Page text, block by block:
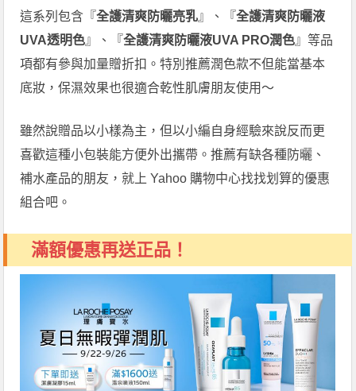
這系列包含『全護清爽防曬亮乳』、『全護清爽防曬液
UVA透明色』、『全護清爽防曬液UVA PRO潤色』等品
項都有參與加量贈折扣。特別推薦潤色款不但能當基本
底妝，保濕效果也很適合乾性肌膚朋友使用～
雖然說贈品以小樣為主，但以小編自身經驗來說反而更
喜歡這種小包裝能方便外出攜帶。推薦有缺各種防曬、
補水產品的朋友，就上 Yahoo 購物中心找找划算的優惠
組合吧。
滿額優惠再送正品！